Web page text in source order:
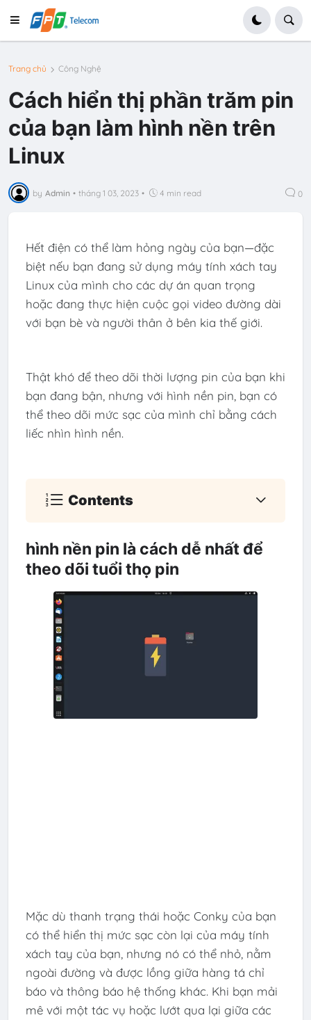
Trang chủ Công Nghệ
Cách hiển thị phần trăm pin
của bạn làm hình nền trên
Linux
by Admin • tháng 1 03, 2023 • 4 min read 0
Hết điện có thể làm hỏng ngày của bạn—đặc
biệt nếu bạn đang sử dụng máy tính xách tay
Linux của mình cho các dự án quan trọng
hoặc đang thực hiện cuộc gọi video đường dài
với bạn bè và người thân ở bên kia thế giới.
Thật khó để theo dõi thời lượng pin của bạn khi
bạn đang bận, nhưng với hình nền pin, bạn có
thể theo dõi mức sạc của mình chỉ bằng cách
liếc nhìn hình nền.
Contents
hình nền pin là cách dễ nhất để
theo dõi tuổi thọ pin
Mặc dù thanh trạng thái hoặc Conky của bạn
có thể hiển thị mức sạc còn lại của máy tính
xách tay của bạn, nhưng nó có thể nhỏ, nằm
ngoài đường và được lồng giữa hàng tá chỉ
báo và thông báo hệ thống khác. Khi bạn mải
mê với một tác vụ hoặc lướt qua lại giữa các